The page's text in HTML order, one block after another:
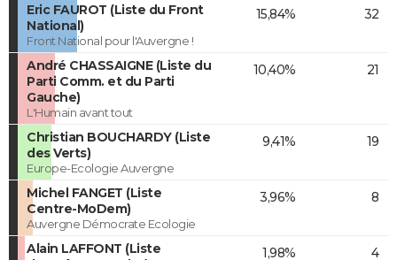
Eric FAUROT (Liste du Front
National)
Front National pour l'Auvergne !
15,84% 32
André CHASSAIGNE (Liste du
Parti Comm. et du Parti
Gauche)
L'Humain avant tout
10,40% 21
Christian BOUCHARDY (Liste
des Verts)
Europe-Ecologie Auvergne
9,41% 19
Michel FANGET (Liste
Centre-MoDem)
Auvergne Démocrate Ecologie
3,96% 8
Alain LAFFONT (Liste
1,98% 4